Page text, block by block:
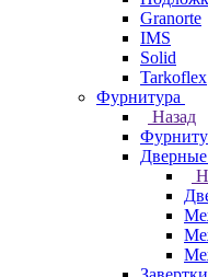
Granorte
IMS
Solid
Tarkoflex
Фурнитура
Назад